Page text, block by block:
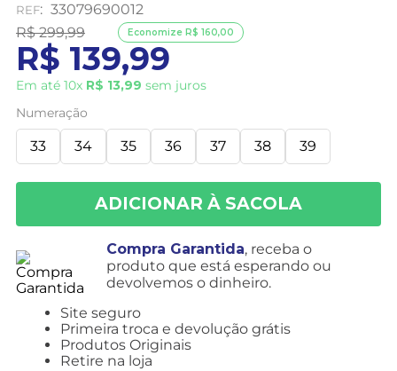
: 33079690012
R$ 299,99
R$ 139,99
Em até 10x R$ 13,99 sem juros
Economize R$ 160,00
Numeração
33 34 35 36 37 38 39
Compra Garantida, receba o
produto que está esperando ou
devolvemos o dinheiro.
Site seguro
Primeira troca e devolução grátis
Produtos Originais
Retire na loja